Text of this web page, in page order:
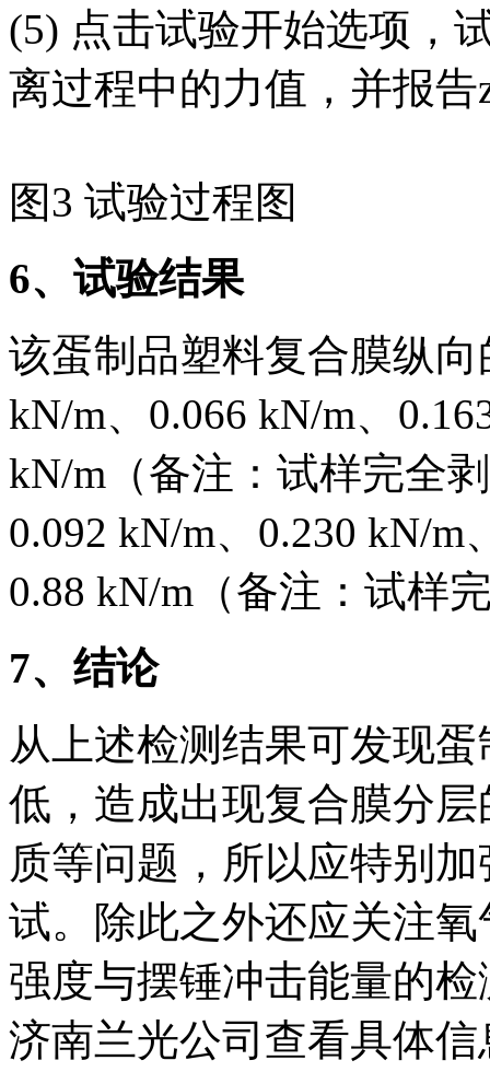
(5) 点击试验开始选项，
离过程中的力值，并报
图3 试验过程图
6、试验结果
该蛋制品塑料复合膜纵
kN/m、0.066 kN/m、
kN/m（备注：试样完全
0.092 kN/m、0.230 kN/m
0.88 kN/m（备注：试样
7、结论
从上述检测结果可发现
低，造成出现复合膜分
质等问题，所以应特别
试。除此之外还应关注
强度与摆锤冲击能量的
济南兰光公司查看具体